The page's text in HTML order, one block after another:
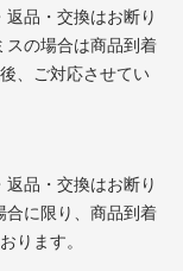
品・交換はお断り
スの場合は商品到着
、ご対応させてい
品・交換はお断り
合に限り、商品到着
ります。